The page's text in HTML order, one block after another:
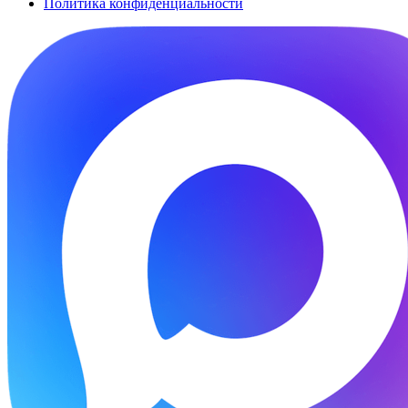
Политика конфиденциальности